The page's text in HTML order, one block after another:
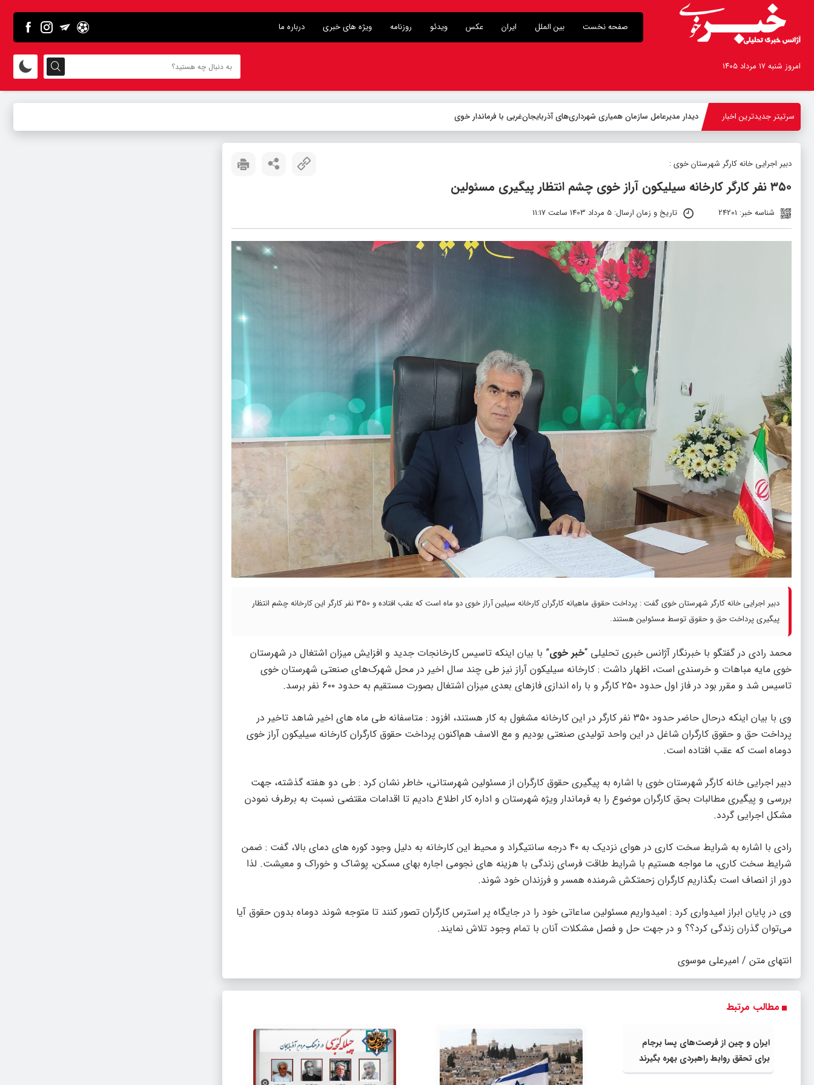
صفحه نخست بین الملل ایران عکس ویدئو روزنامه ویژه های خبری درباره ما
امروز شنبه ۱۷ مرداد ۱۴۰۵
سرتیتر جدیدترین اخبار -
دبیر اجرایی خانه کارگر شهرستان خوی :
۳۵۰ نفر کارگر کارخانه سیلیکون آراز خوی چشم انتظار پیگیری مسئولین
شناسه خبر: 24201 تاریخ و زمان ارسال: 5 مرداد 1403 ساعت 11:17
دبیر اجرایی خانه کارگر شهرستان خوی گفت : پرداخت حقوق ماهیانه کارگران کارخانه سیلین آراز خوی دو ماه است که عقب افتاده و 350 نفر کارگر این کارخانه چشم انتظار
پیگیری پرداخت حق و حقوق توسط مسئولین هستند.
محمد رادی در گفتگو با خبرنگار آژانس خبری تحلیلی “خبر خوی” با بیان اینکه تاسیس کارخانجات جدید و افزایش میزان اشتغال در شهرستان
خوی مایه مباهات و خرسندی است، اظهار داشت : کارخانه سیلیکون آراز نیز طی چند سال اخیر در محل شهرک‌های صنعتی شهرستان خوی
تاسیس شد و مقرر بود در فاز اول حدود ۲۵۰ کارگر و با راه اندازی فازهای بعدی میزان اشتغال بصورت مستقیم به حدود ۶۰۰ نفر برسد.
وی با بیان اینکه درحال حاضر حدود ۳۵۰ نفر کارگر در این کارخانه مشغول به کار هستند، افزود : متاسفانه طی ماه های اخیر شاهد تاخیر در
پرداخت حق و حقوق کارگران شاغل در این واحد تولیدی صنعتی بودیم و مع الاسف هم‌اکنون پرداخت حقوق کارگران کارخانه سیلیکون آراز خوی
دوماه است که عقب افتاده است.
دبیر اجرایی خانه کارگر شهرستان خوی با اشاره به پیگیری حقوق کارگران از مسئولین شهرستانی، خاطر نشان کرد : طی دو هفته گذشته، جهت
بررسی و پیگیری مطالبات بحق کارگران موضوع را به فرماندار ویژه شهرستان و اداره کار اطلاع دادیم تا اقدامات مقتضی نسبت به برطرف نمودن
مشکل اجرایی گردد.
رادی با اشاره به شرایط سخت کاری در هوای نزدیک به ۴۰ درجه سانتیگراد و محیط این کارخانه به دلیل وجود کوره های دمای بالا، گفت : ضمن
شرایط سخت کاری، ما مواجه هستیم با شرایط طاقت فرسای زندگی با هزینه های نجومی اجاره بهای مسکن، پوشاک و خوراک و معیشت. لذا
دور از انصاف است بگذاریم کارگران زحمتکش شرمنده همسر و فرزندان خود شوند.
وی در پایان ابراز امیدواری کرد : امیدواریم مسئولین ساعاتی خود را در جایگاه پر استرس کارگران تصور کنند تا متوجه شوند دوماه بدون حقوق آیا
می‌توان گذران زندگی کرد؟؟ و در جهت حل و فصل مشکلات آنان با تمام وجود تلاش نمایند.
انتهای متن / امیرعلی موسوی
مطالب مرتبط
ایران و چین از فرصت‌های پسا برجام
برای تحقق روابط راهبردی بهره بگیرند